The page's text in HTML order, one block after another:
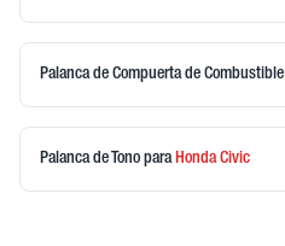
Palanca de Compuerta de Combustible
Palanca de Tono para HondaCivic